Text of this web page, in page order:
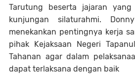
Tarutung beserta jajaran
kunjungan silaturahmi.
menekankan pentingnya kerja
pihak Kejaksaan Negeri
Tahanan agar dalam
dapat terlaksana dengan baik